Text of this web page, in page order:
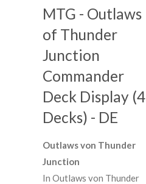
MTG - Outlaws
of Thunder
Junction
Commander
Deck Display (4
Decks) - DE
Outlaws von Thunder
Junction
In Outlaws von Thunder